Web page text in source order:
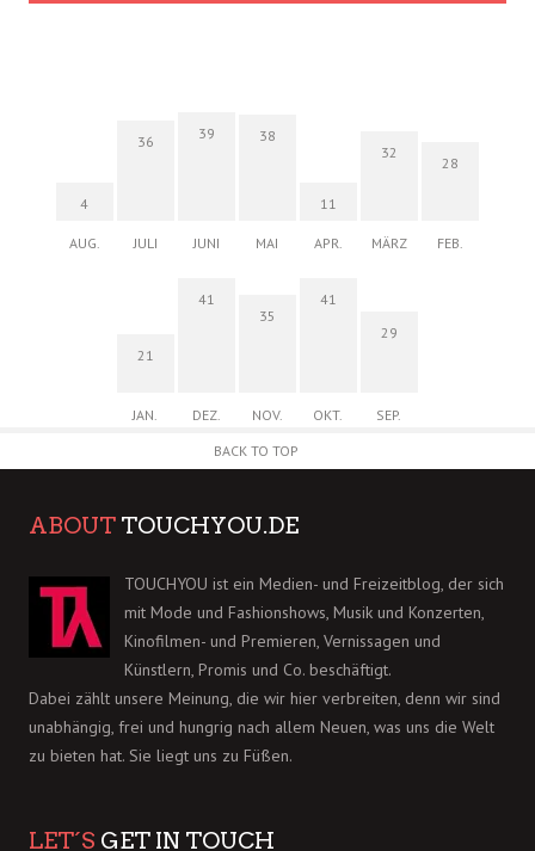
4
AUG.
36
JULI
39
JUNI
38
MAI
11
APR.
32
MÄRZ
28
FEB.
21
JAN.
41
DEZ.
35
NOV.
41
OKT.
29
SEP.
BACK TO TOP
ABOUT TOUCHYOU.DE
TOUCHYOU ist ein Medien- und Freizeitblog, der sich
mit Mode und Fashionshows, Musik und Konzerten,
Kinofilmen- und Premieren, Vernissagen und
Künstlern, Promis und Co. beschäftigt.
Dabei zählt unsere Meinung, die wir hier verbreiten, denn wir sind
unabhängig, frei und hungrig nach allem Neuen, was uns die Welt
zu bieten hat. Sie liegt uns zu Füßen.
LET´S GET IN TOUCH